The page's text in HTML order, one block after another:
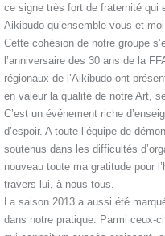
ce signe très fort de fraternité qui
Aikibudo qu’ensemble vous et
Cette cohésion de notre groupe
l’anniversaire des 30 ans de la
régionaux de l’Aikibudo ont
en valeur la qualité de notre Art,
C’est un événement riche
d’espoir. A toute l’équipe de
soutenus dans les difficultés
nouveau toute ma gratitude pour
travers lui, à nous tous.
La saison 2013 a aussi été
dans notre pratique. Parmi ceux-